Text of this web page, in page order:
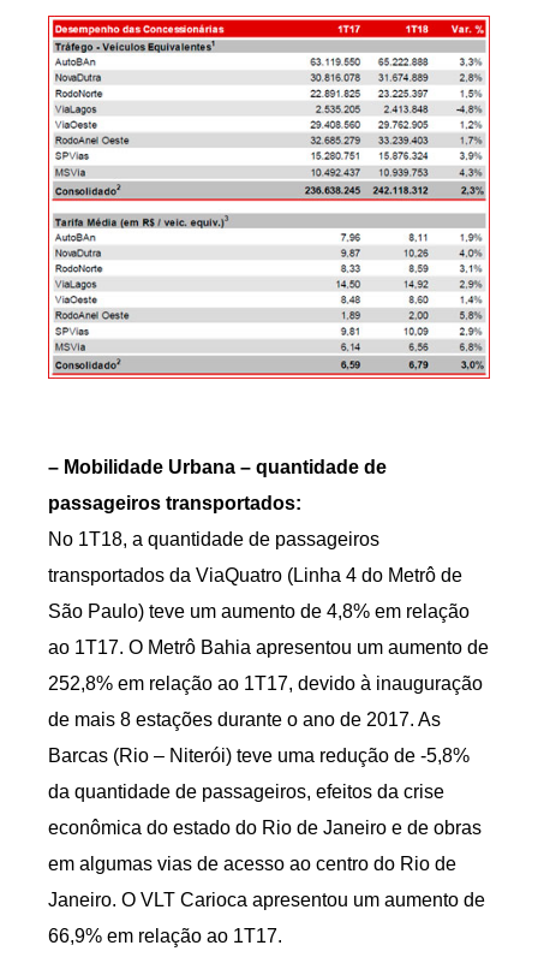
– Mobilidade Urbana – quantidade de
passageiros transportados:
No 1T18, a quantidade de passageiros
transportados da ViaQuatro (Linha 4 do Metrô de
São Paulo) teve um aumento de 4,8% em relação
ao 1T17. O Metrô Bahia apresentou um aumento de
252,8% em relação ao 1T17, devido à inauguração
de mais 8 estações durante o ano de 2017. As
Barcas (Rio – Niterói) teve uma redução de -5,8%
da quantidade de passageiros, efeitos da crise
econômica do estado do Rio de Janeiro e de obras
em algumas vias de acesso ao centro do Rio de
Janeiro. O VLT Carioca apresentou um aumento de
66,9% em relação ao 1T17.